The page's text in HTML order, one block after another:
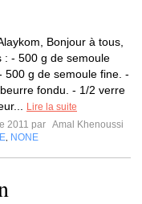
Bonjour à tous,
: - 500 g de semoule
500 g de semoule fine. -
fondu. - 1/2 verre
Lire la suite
2011 par Amal Khenoussi
NONE